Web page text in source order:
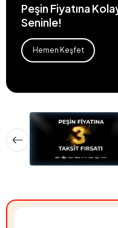
Peşin Fiyatına
Seninle!
Hemen Keşfet